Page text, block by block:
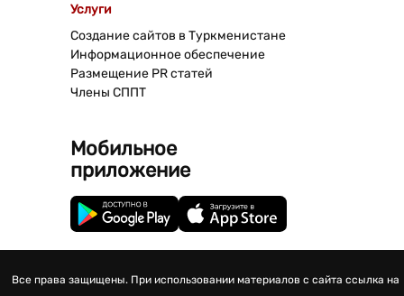
Услуги
Создание сайтов в Туркменистане
Информационное обеспечение
Размещение PR статей
Члены СППТ
Мобильное
приложение
Все права защищены. При использовании материалов с сайта ссылка на